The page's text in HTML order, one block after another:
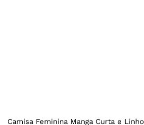
Camisa Feminina Manga Curta e Linho